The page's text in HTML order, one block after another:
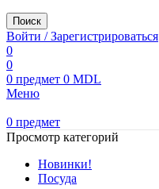
Поиск
Войти / Зарегистрироваться
0
0
0 предмет 0 MDL
Меню
0 предмет
Просмотр категорий
Новинки!
Посуда